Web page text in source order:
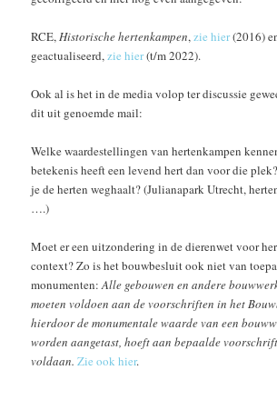
RCE,Historische hertenkampen,zie hier(2016)
geactualiseerd,zie hier(t/m 2022).
Ook al is het in de media volop ter discussie
dit uit genoemde mail:
Welke waardestellingen van hertenkampen
betekenis heeft een levend hert dan voor die
je de herten weghaalt? (Julianapark Utrecht,
….)
Moet er een uitzondering in de dierenwet voor
context? Zo is het bouwbesluit ook niet van
monumenten:Alle gebouwen en andere
moeten voldoen aan de voorschriften in het
hierdoor de monumentale waarde van een
worden aangetast, hoeft aan bepaalde
voldaan.Zie ook hier.